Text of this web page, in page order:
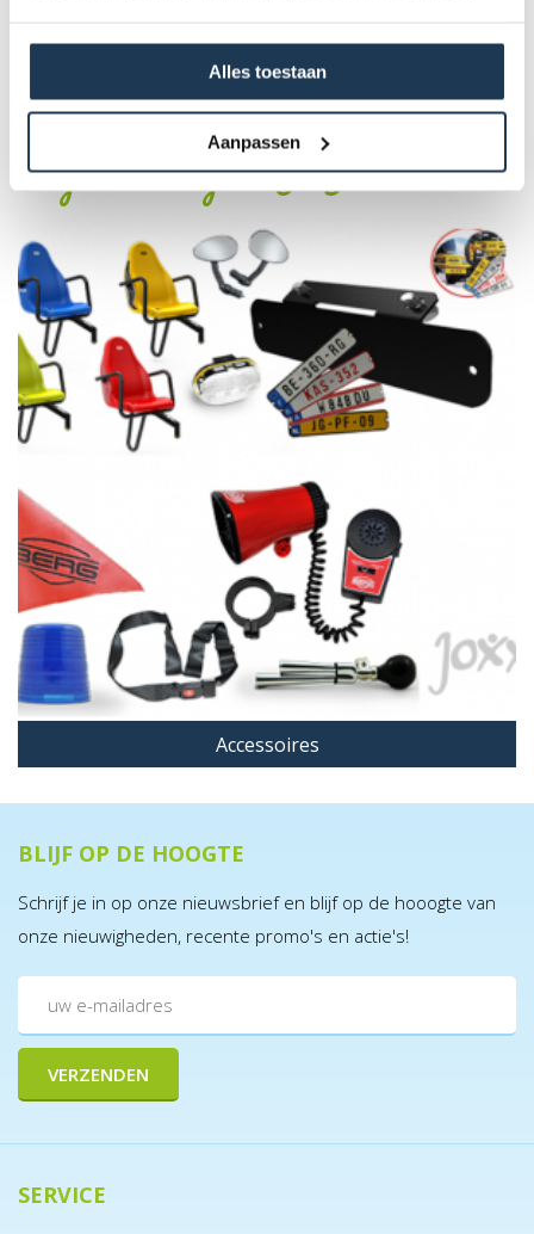
Alles toestaan
Aanpassen
- Groene productie
Dit product behoort tot de
volgende categorie(ën)
Accessoires
BLIJF OP DE HOOGTE
Schrijf je in op onze nieuwsbrief en blijf op de hooogte van
onze nieuwigheden, recente promo's en actie's!
SERVICE